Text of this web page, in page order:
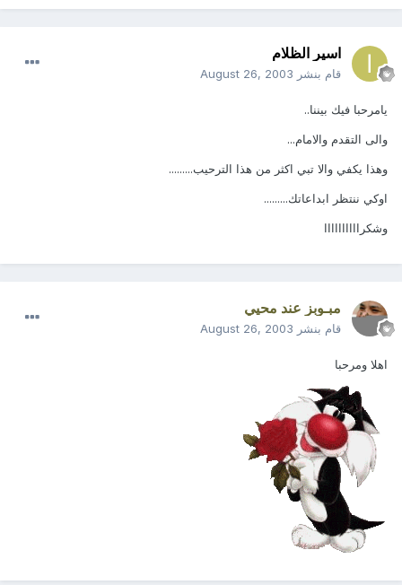
اسير الظلام
قام بنشر August 26, 2003
يامرحبا فيك بيننا..
والى التقدم والامام...
وهذا يكفي والا تبي اكثر من هذا الترحيب.........
اوكي ننتظر ابداعاتك.........
وشكراااااااااا
مبـوبز عند محيي
قام بنشر August 26, 2003
اهلا ومرحبا